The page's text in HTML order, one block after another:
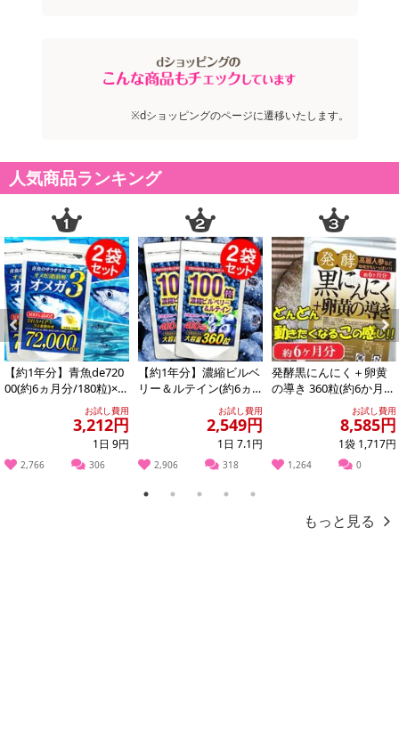
※dショッピングのページに遷移いたします。
人気商品ランキング
Previous
【約1年分】青魚de720
00(約6ヵ月分/180粒)×2
お試し費用
3,212円
1日 9円
2,766 306
【約1年分】濃縮ビルベ
リー＆ルテイン(約6ヵ
月分/360粒)×2袋お試し費用
2,549円
1日 7.1円
2,906 318
発酵黒にんにく＋卵黄
の導き 360粒(約6か月
お試し費用
8,585円
1袋 1,717円
1,264 0
Next
1 2 3 4 5
もっと見る